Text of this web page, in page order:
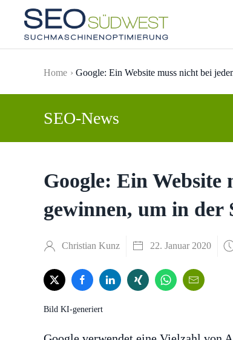
Skip to main content
Home Google: Ein Website muss nicht bei
SEO-News
Google: Ein Website
gewinnen, um in der
Christian Kunz 22. Januar 2020
Bild KI-generiert